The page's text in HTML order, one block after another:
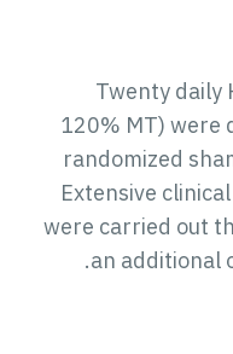
Twenty daily
120% MT) were
randomized
Extensive
were carried out
an additional